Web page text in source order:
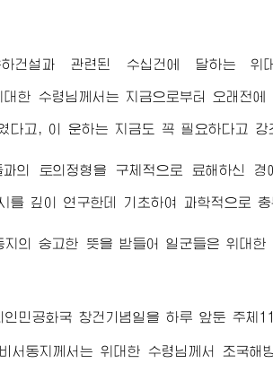
건설과 관련된 수십건에 달하는위
대한 수령님께서 는 지금으로부터 오래전
다고, 이 운하는 지금도 꼭 필요하다고 강
의 토의정형을 구체적으로 료해하신 경
를 깊이 연구한데 기초하여 과학적으로
지의 숭고한 뜻을 받들어 일군들은위대한
인민공화국 창건기념일을 하루 앞둔 주
서동지께서는 위대한 수령님께서 조국해